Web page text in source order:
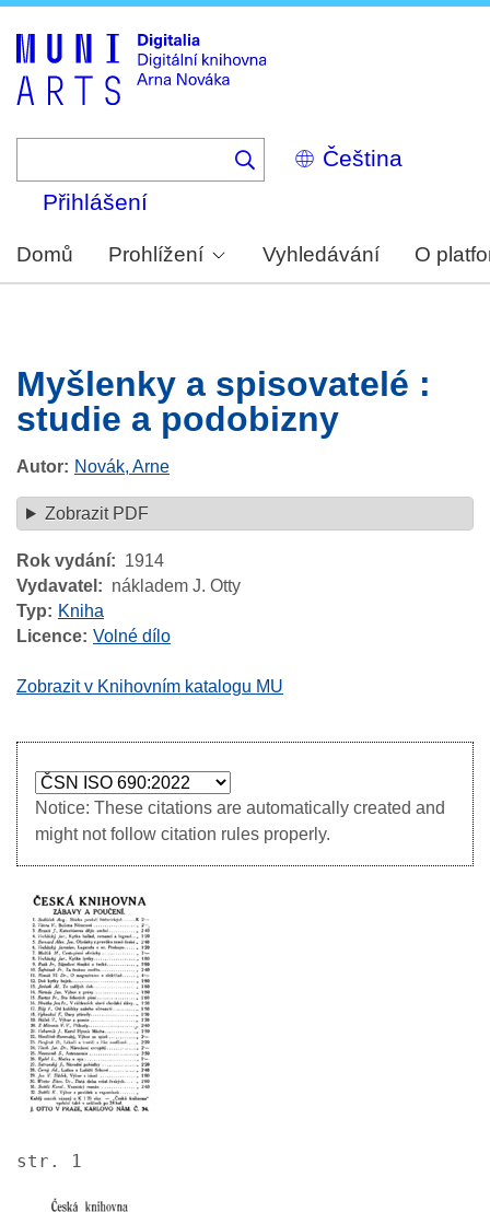
Select
your
Přihlášení
Domů Prohlížení Vyhledávání O
Myšlenky a spisovatelé :
studie a podobizny
Autor Novák, Arne
Zobrazit PDF
Rok vydání
1914
Vydavatel
nákladem J. Otty
Typ
Kniha
Licence Volné dílo
Zobrazit v Knihovním katalogu MU
Notice: These citations are automatically created and
might not follow citation rules properly.
Image
str. 1